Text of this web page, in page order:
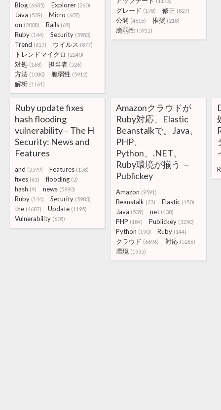
Blog (6685) Explorer (260)
Java (539) Micro (607)
on (2008) Rails (65)
Ruby (144) Security (5983)
Trend (617) ウイルス (877)
トレンドマイクロ (2240)
対処 (168) 担当者 (526)
方法 (1080) 脆弱性 (5912)
解析 (1161)
グレード (178) 修正 (827)
公開 (4616) 推奨 (218)
脆弱性 (5912)
Ruby update fixes
hash flooding
vulnerability – The H
Security: News and
Features
and (3599) Features (158)
fixes (61) flooding (2)
hash (9) news (5990)
Ruby (144) Security (5983)
the (4687) Update (1195)
Vulnerability (605)
Amazonクラウドが
Ruby対応、Elastic
Beanstalkで。Java、
PHP、
Python、.NET、
Ruby環境が揃う －
Publickey
Amazon (9591)
Beanstalk (23) Elastic (150)
Java (539) net (438)
PHP (184) Publickey (3250)
Python (190) Ruby (144)
クラウド (6696) 対応 (5286)
環境 (1935)